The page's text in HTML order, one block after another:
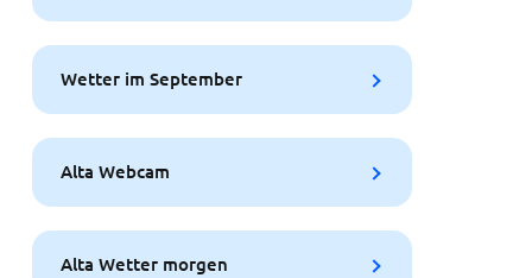
Wetter im September
Alta Webcam
Alta Wetter morgen